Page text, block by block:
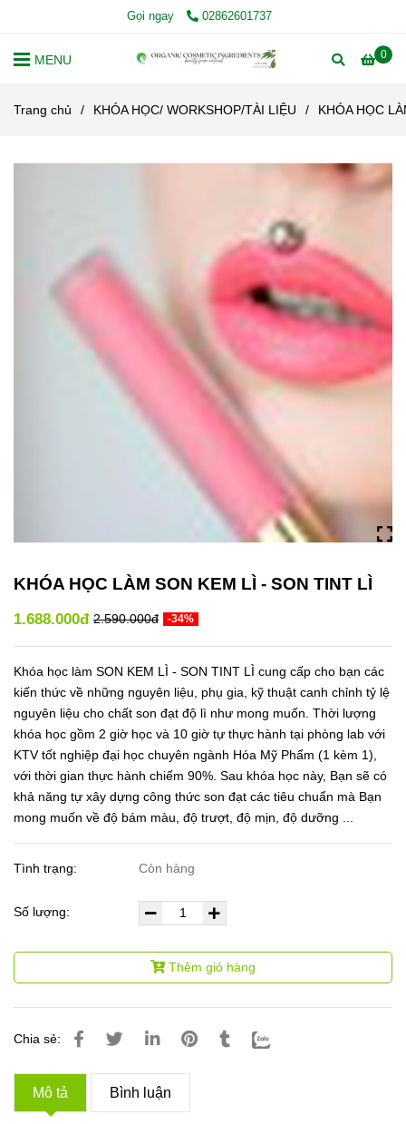
Gọi ngay 02862601737
0
MENU
Trang chủ / KHÓA HỌC/ WORKSHOP/TÀI LIỆU / KHÓA HỌC
KHÓA HỌC LÀM SON KEM LÌ - SON TINT LÌ
1.688.000đ 2.590.000đ -34%
Khóa học làm SON KEM LÌ - SON TINT LÌ cung cấp cho bạn các
kiến thức về những nguyên liệu, phụ gia, kỹ thuật canh chỉnh tỷ lệ
nguyên liệu cho chất son đạt độ lì như mong muốn. Thời lượng
khóa học gồm 2 giờ học và 10 giờ tự thực hành tại phòng lab với
KTV tốt nghiệp đại học chuyên ngành Hóa Mỹ Phẩm (1 kèm 1),
với thời gian thực hành chiếm 90%. Sau khóa học này, Bạn sẽ có
khả năng tự xây dựng công thức son đạt các tiêu chuẩn mà Bạn
mong muốn về độ bám màu, độ trượt, độ mịn, độ dưỡng ...
Tình trạng: Còn hàng
Số lượng:
Thêm giỏ hàng
Chia sẻ:
Mô tả Bình luận